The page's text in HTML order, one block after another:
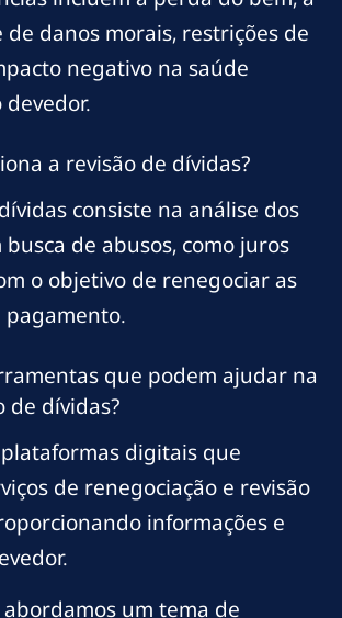
danos morais, restrições de
negativo na saúde
a revisão de dívidas?
consiste na análise dos
de abusos, como juros
o objetivo de renegociar as
pagamento.
que podem ajudar na
de dívidas?
digitais que
de renegociação e revisão
informações e
um tema de